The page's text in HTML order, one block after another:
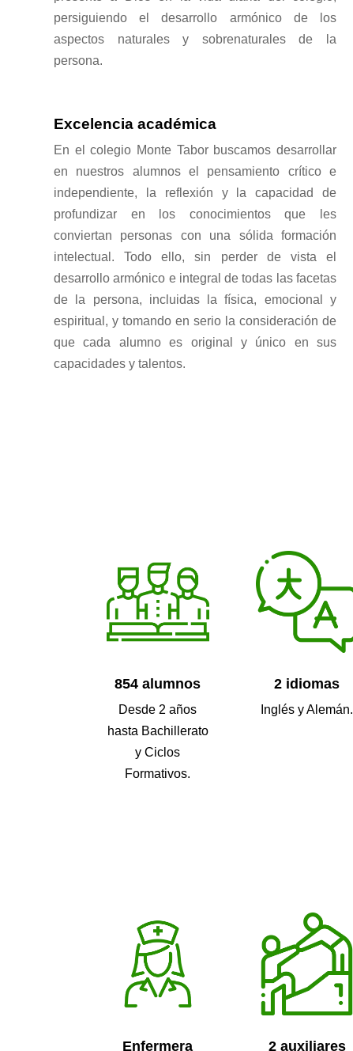
persiguiendo el desarrollo armónico de los
aspectos naturales y sobrenaturales de la
persona.
Excelencia académica
En el colegio Monte Tabor buscamos desarrollar
en nuestros alumnos el pensamiento crítico e
independiente, la reflexión y la capacidad de
profundizar en los conocimientos que les
conviertan personas con una sólida formación
intelectual. Todo ello, sin perder de vista el
desarrollo armónico e integral de todas las facetas
de la persona, incluidas la física, emocional y
espiritual, y tomando en serio la consideración de
que cada alumno es original y único en sus
capacidades y talentos.
854 alumnos
Desde 2 años
hasta Bachillerato
y Ciclos
Formativos.
2 idiomas
Inglés y Alemán.
Enfermera 2 auxiliares